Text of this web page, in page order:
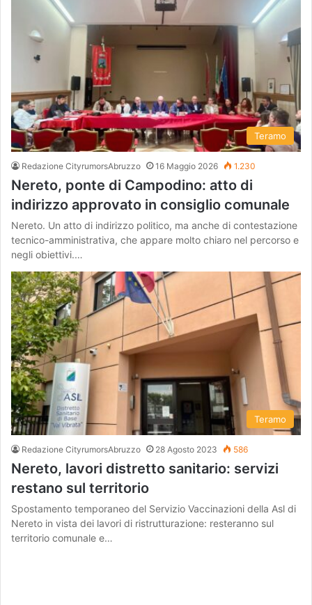
Teramo
Redazione CityrumorsAbruzzo 16 Maggio 2026 1.230
Nereto, ponte di Campodino: atto di
indirizzo approvato in consiglio comunale
Nereto. Un atto di indirizzo politico, ma anche di contestazione
tecnico-amministrativa, che appare molto chiaro nel percorso e
negli obiettivi.…
Teramo
Redazione CityrumorsAbruzzo 28 Agosto 2023 586
Nereto, lavori distretto sanitario: servizi
restano sul territorio
Spostamento temporaneo del Servizio Vaccinazioni della Asl di
Nereto in vista dei lavori di ristrutturazione: resteranno sul
territorio comunale e…